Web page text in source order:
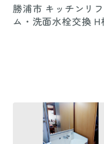
勝浦市 キッチンリ
ム・洗面水栓交換 H